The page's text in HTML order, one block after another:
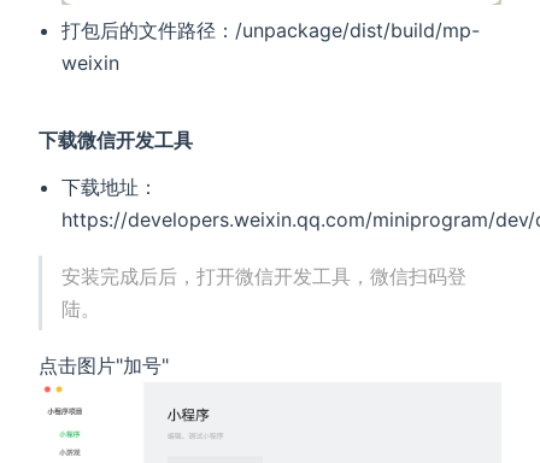
打包后的文件路径：/unpackage/dist/build/mp-
weixin
下载微信开发工具
下载地址：
https://developers.weixin.qq.com/miniprogram/
安装完成后后，打开微信开发工具，微信扫码登
陆。
点击图片"加号"